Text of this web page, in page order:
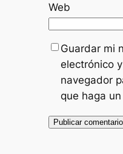
Web
Guardar mi
electrónico
navegador
que haga